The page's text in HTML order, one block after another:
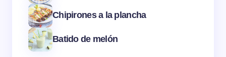
Chipirones a la plancha
Batido de melón